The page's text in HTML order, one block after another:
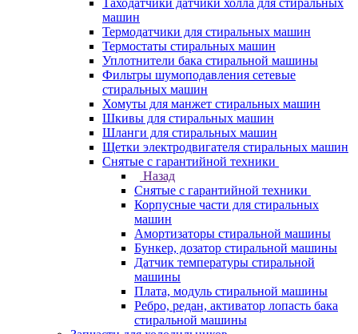
Таходатчики датчики холла для стиральных
машин
Термодатчики для стиральных машин
Термостаты стиральных машин
Уплотнители бака стиральной машины
Фильтры шумоподавления сетевые
стиральных машин
Хомуты для манжет стиральных машин
Шкивы для стиральных машин
Шланги для стиральных машин
Щетки электродвигателя стиральных машин
Снятые с гарантийной техники
Назад
Снятые с гарантийной техники
Корпусные части для стиральных
машин
Амортизаторы стиральной машины
Бункер, дозатор стиральной машины
Датчик температуры стиральной
машины
Плата, модуль стиральной машины
Ребро, редан, активатор лопасть бака
стиральной машины